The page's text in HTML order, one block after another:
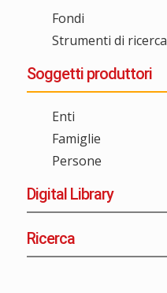
Fondi
Strumenti di ricerca
Soggetti produttori
Enti
Famiglie
Persone
Digital Library
Ricerca